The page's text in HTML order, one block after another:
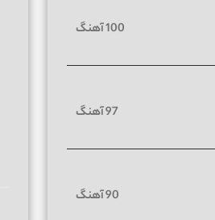
100 آهنگ
97 آهنگ
90 آهنگ